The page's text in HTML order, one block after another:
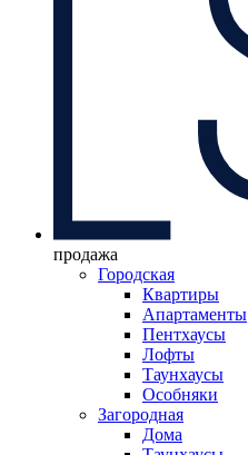
продажа
Городская
Квартиры
Апартаменты
Пентхаусы
Лофты
Таунхаусы
Особняки
Загородная
Дома